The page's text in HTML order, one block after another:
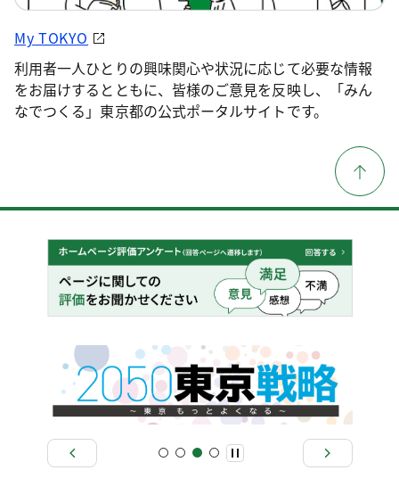
My TOKYO
利用者一人ひとりの興味関心や状況に応じて必要な情報
をお届けするとともに、皆様のご意見を反映し、「みん
なでつくる」東京都の公式ポータルサイトです。